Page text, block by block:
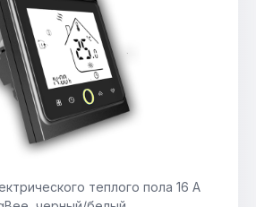
теплого пола 16 А